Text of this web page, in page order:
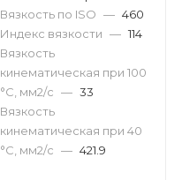
Вязкость по ISO — 460
Индекс вязкости — 114
Вязкость
кинематическая при 100
°С, мм2/с — 33
Вязкость
кинематическая при 40
°С, мм2/с — 421.9